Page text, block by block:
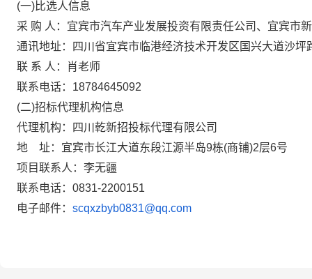
(一)比选人信息
采 购 人：宜宾市汽车产业发展投资有限责任公司、宜宾市
通讯地址：四川省宜宾市临港经济技术开发区国兴大道沙
联 系 人：肖老师
联系电话：18784645092
(二)招标代理机构信息
代理机构：四川乾新招投标代理有限公司
地
址：宜宾市长江大道东段江源半岛9栋(商铺)2层6号
项目联系人：李无疆
联系电话：0831-2200151
电子邮件： scqxzbyb0831@qq.com